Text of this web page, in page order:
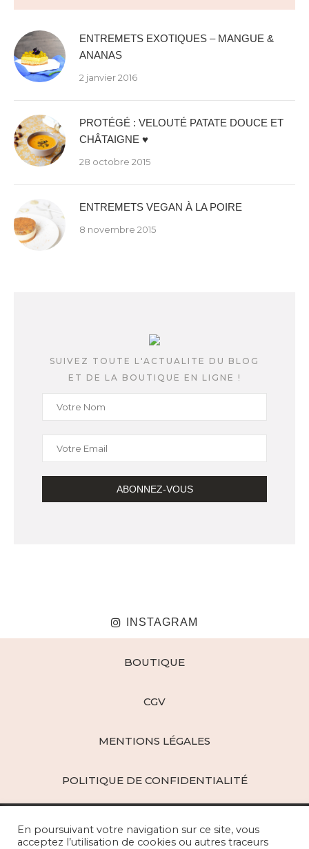
ENTREMETS EXOTIQUES – MANGUE &
ANANAS
2 janvier 2016
PROTÉGÉ : VELOUTÉ PATATE DOUCE ET
CHÂTAIGNE ♥
28 octobre 2015
ENTREMETS VEGAN À LA POIRE
8 novembre 2015
SUIVEZ TOUTE L'ACTUALITE DU BLOG
ET DE LA BOUTIQUE EN LIGNE !
INSTAGRAM
BOUTIQUE
CGV
MENTIONS LÉGALES
POLITIQUE DE CONFIDENTIALITÉ
En poursuivant votre navigation sur ce site, vous
acceptez l’utilisation de cookies ou autres traceurs